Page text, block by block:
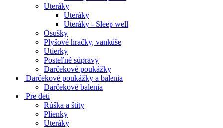
Uteráky
Uteráky
Uteráky - Sleep well
Osušky
Plyšové hračky, vankúše
Utierky
Posteľné súpravy
Darčekové poukážky
Darčekové poukážky a balenia
Darčekové balenia
Pre deti
Rúška a štity
Plienky
Uteráky